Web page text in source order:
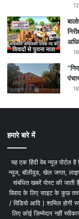
हमारे बारे में
यह एक हिंदी वेब न्यूज़ पोर्टल
न्यूज, बॉलीवुड, खेल जगत,
संबंधित खबरें पोस्ट की
विवाद के लिए साइट के कुछ
/ विडियो आदि ) शामिल
लिए कोई ज़िम्मेदार नहीं